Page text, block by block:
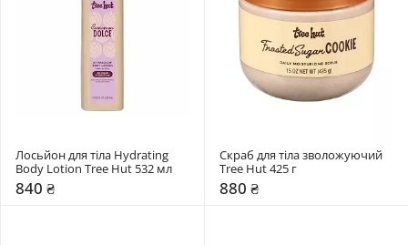
Лосьйон для тіла Hydrating
840 ₴
Скраб для тіла зволожуючий
Tree Hut 425 г
880 ₴